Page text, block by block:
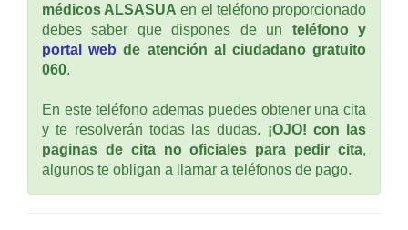
médicos ALSASUA en el teléfono proporcionado
debes saber que dispones de un teléfono y
portal web de atención al ciudadano gratuito
060.
En este teléfono ademas puedes obtener una cita
y te resolverán todas las dudas. ¡OJO! con las
paginas de cita no oficiales para pedir cita,
algunos te obligan a llamar a teléfonos de pago.